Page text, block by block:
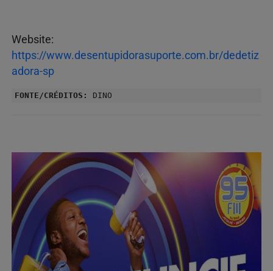
Website:
https://www.desentupidorasuporte.com.br/dedetiz
adora-sp
FONTE/CRÉDITOS: DINO